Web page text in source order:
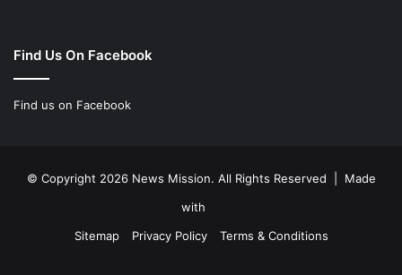
Find Us On Facebook
Find us on Facebook
© Copyright 2026 News Mission. All Rights Reserved | Made
with
Sitemap
Privacy Policy Terms & Conditions